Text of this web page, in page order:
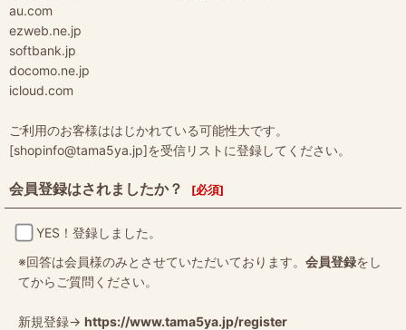
au.com
ezweb.ne.jp
softbank.jp
docomo.ne.jp
icloud.com
ご利用のお客様ははじかれている可能性大です。
[shopinfo@tama5ya.jp]を受信リストに登録してください。
会員登録はされましたか？ [必須]
YES！登録しました。
※回答は会員様のみとさせていただいております。 会員登録をし
てからご質問ください。
新規登録→ https://www.tama5ya.jp/register